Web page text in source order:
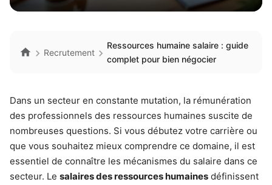
Recrutement
Ressources humaine salaire : guide
complet pour bien négocier
Dans un secteur en constante mutation, la rémunération
des professionnels des ressources humaines suscite de
nombreuses questions. Si vous débutez votre carrière ou
que vous souhaitez mieux comprendre ce domaine, il est
essentiel de connaître les mécanismes du salaire dans ce
secteur. Le salaires des ressources humaines définissent